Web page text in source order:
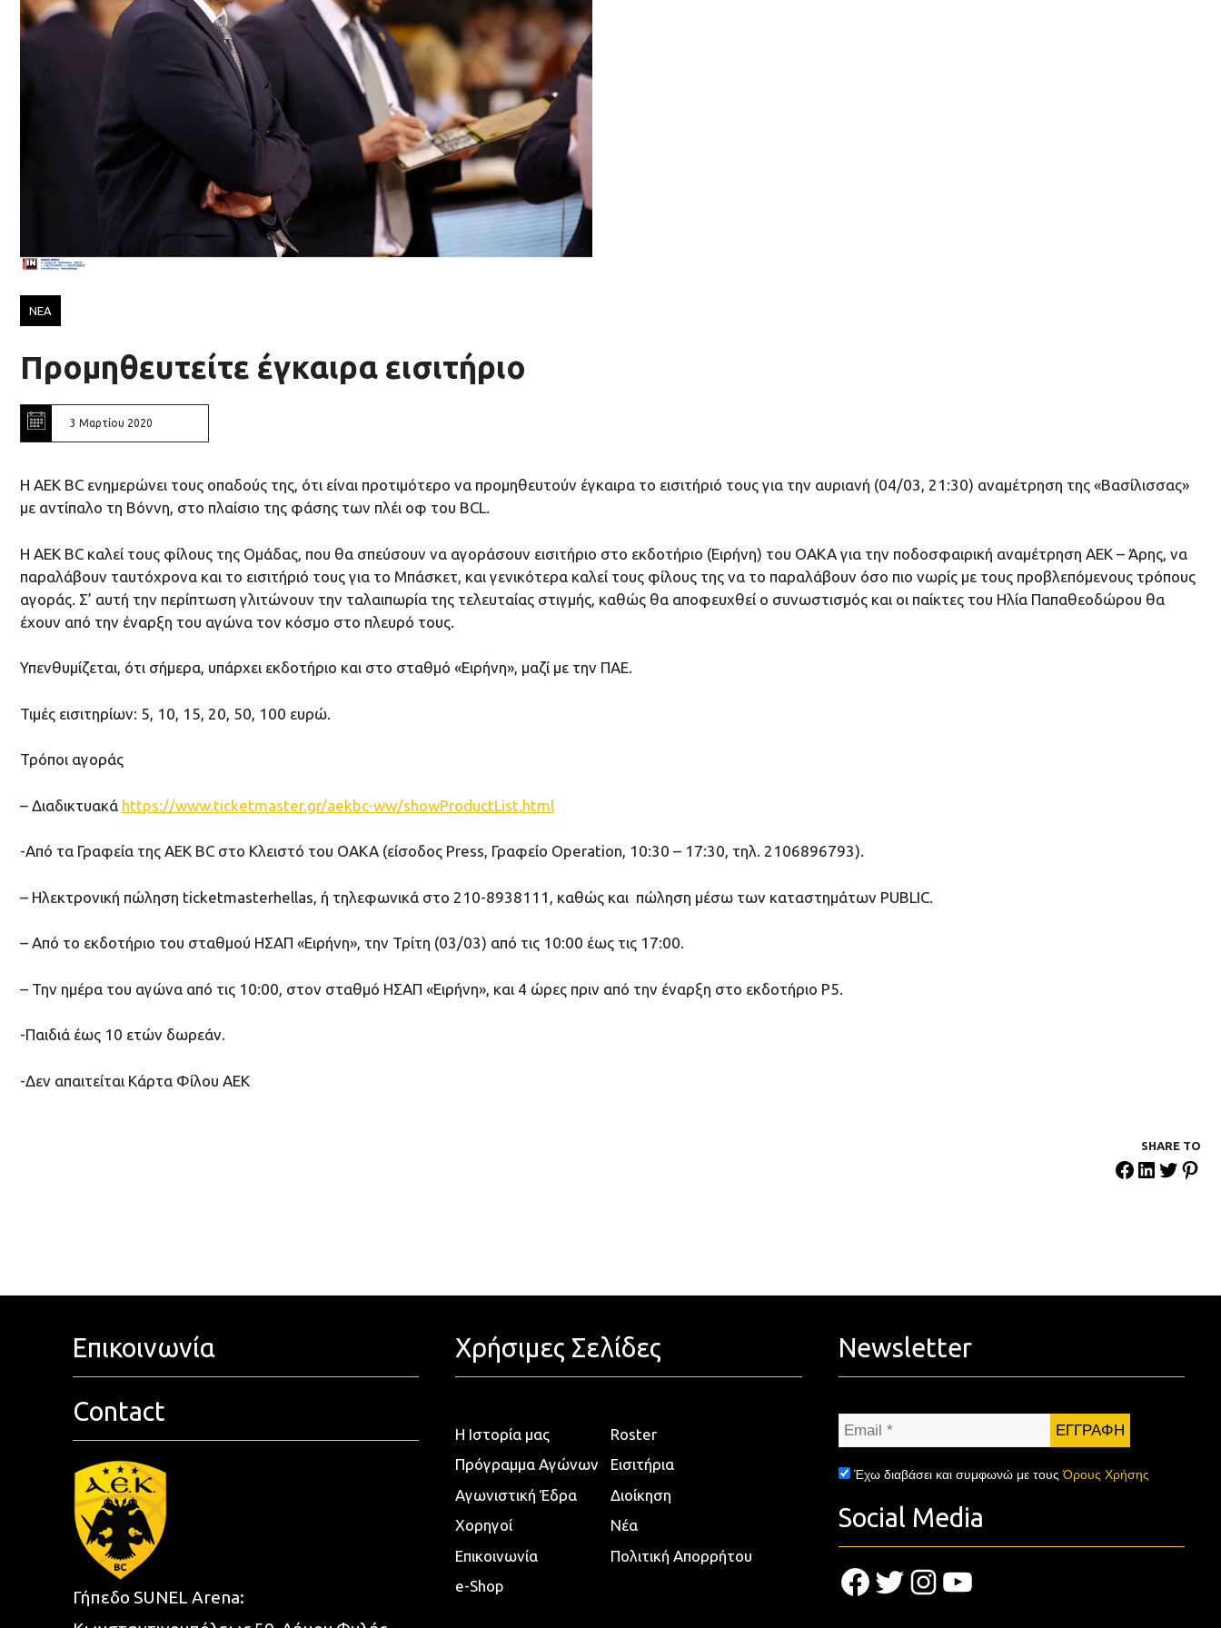
ΝΕΑ
Προμηθευτείτε έγκαιρα εισιτήριο
3 Μαρτίου 2020
Η ΑΕΚ ΒC ενημερώνει τους οπαδούς της, ότι είναι προτιμότερο να προμηθευτούν έγκαιρα το εισιτήριό τους για την αυριανή (04/03, 21:30) αναμέτρηση της «Βασίλισσας»
με αντίπαλο τη Βόννη, στο πλαίσιο της φάσης των πλέι οφ του BCL.
H AEK ΒC καλεί τους φίλους της Ομάδας, που θα σπεύσουν να αγοράσουν εισιτήριο στο εκδοτήριο (Ειρήνη) του ΟΑΚΑ για την ποδοσφαιρική αναμέτρηση ΑΕΚ – Άρης, να
παραλάβουν ταυτόχρονα και το εισιτήριό τους για το Μπάσκετ, και γενικότερα καλεί τους φίλους της να το παραλάβουν όσο πιο νωρίς με τους προβλεπόμενους τρόπους
αγοράς. Σ’ αυτή την περίπτωση γλιτώνουν την ταλαιπωρία της τελευταίας στιγμής, καθώς θα αποφευχθεί ο συνωστισμός και οι παίκτες του Ηλία Παπαθεοδώρου θα
έχουν από την έναρξη του αγώνα τον κόσμο στο πλευρό τους.
Υπενθυμίζεται, ότι σήμερα, υπάρχει εκδοτήριο και στο σταθμό «Ειρήνη», μαζί με την ΠΑΕ.
Τιμές εισιτηρίων: 5, 10, 15, 20, 50, 100 ευρώ.
Τρόποι αγοράς
– Διαδικτυακά https://www.ticketmaster.gr/aekbc-ww/showProductList.html
-Από τα Γραφεία της ΑΕΚ BC στο Κλειστό του ΟΑΚΑ (είσοδος Press, Γραφείο Operation, 10:30 – 17:30, τηλ. 2106896793).
– Ηλεκτρονική πώληση ticketmasterhellas, ή τηλεφωνικά στο 210-8938111, καθώς και πώληση μέσω των καταστημάτων PUBLIC.
– Από το εκδοτήριο του σταθμού ΗΣΑΠ «Ειρήνη», την Τρίτη (03/03) από τις 10:00 έως τις 17:00.
– Την ημέρα του αγώνα από τις 10:00, στον σταθμό ΗΣΑΠ «Ειρήνη», και 4 ώρες πριν από την έναρξη στο εκδοτήριο Ρ5.
-Παιδιά έως 10 ετών δωρεάν.
-Δεν απαιτείται Κάρτα Φίλου ΑΕΚ
SHARE ΤΟ
Επικοινωνία
Contact
Γήπεδο SUNEL Arena:
Χρήσιμες Σελίδες
Η Ιστορία μας
Roster
Πρόγραμμα Αγώνων
Εισιτήρια
Αγωνιστική Έδρα
Διοίκηση
Χορηγοί
Νέα
Επικοινωνία
Πολιτική Απορρήτου
e-Shop
Newsletter
Email
Έχω διαβάσει και συμφωνώ με τουςΌρους Χρήσης
Social Media
Facebook
TwitterInstagram
YouTube